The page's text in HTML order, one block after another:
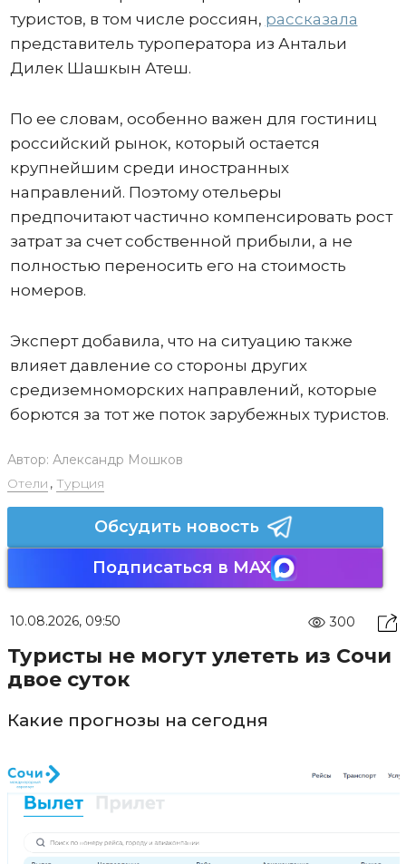
туристов, в том числе россиян, рассказала
представитель туроператора из Антальи
Дилек Шашкын Атеш.
По ее словам, особенно важен для гостиниц
российский рынок, который остается
крупнейшим среди иностранных
направлений. Поэтому отельеры
предпочитают частично компенсировать рост
затрат за счет собственной прибыли, а не
полностью переносить его на стоимость
номеров.
Эксперт добавила, что на ситуацию также
влияет давление со стороны других
средиземноморских направлений, которые
борются за тот же поток зарубежных туристов.
Автор: Александр Мошков
Отели , Турция
Обсудить новость
Подписаться в MAX
10.08.2026, 09:50 300
Туристы не могут улететь из Сочи
двое суток
Какие прогнозы на сегодня